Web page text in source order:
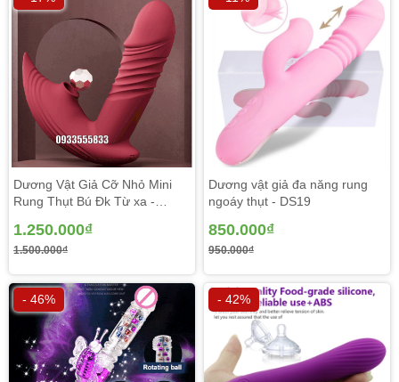
rung ngoáy 8.5 inch có chính là không qua một remote
điều khiển nào hết không có dây điện rườm rà dính trên
sản phẩm. Chúng ra có nút điều khiển trực tiếp trên dương
vật và lỗ sạc ngay trên thân dương vật. Không còn nỗi lo
đứt dây hoặc mất remote. Rất tiện lợi.
Dương Vật Giả Cỡ Nhỏ Mini
Rung Thụt Bú Đk Từ xa -
1.250.000₫
1.500.000₫
Dương vật giả đa năng rung
ngoáy thụt - DS19
850.000₫
950.000₫
- 46% - 42%